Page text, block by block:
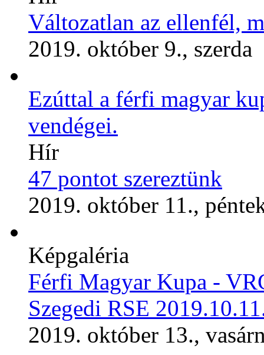
Változatlan az ellenfél,
2019. október 9., szerda
Ezúttal a férfi magyar
vendégei.
Hír
47 pontot szereztünk
2019. október 11.,
Képgaléria
Férfi Magyar Kupa -
Szegedi RSE
2019. október 13.,